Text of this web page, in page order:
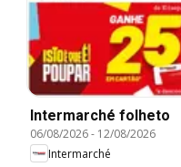
Intermarché folheto
06/08/2026- 12/08/2026
Intermarché